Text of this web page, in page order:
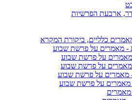
ארבעת הפרשיות
כלליים, ביקורת המקרא
- מאמרים על פרשת שבוע
על פרשת שבוע
מאמרים על פרשת שבוע
מאמרים על פרשת שבוע
מאמרים על פרשת שבוע
מאמרים